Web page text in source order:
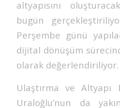
altyapısını
bugün
Perşembe günü
dijital dönüşüm
olarak değerlendiriliyor.
Ulaştırma ve Altyapı
Uraloğlu’nun da